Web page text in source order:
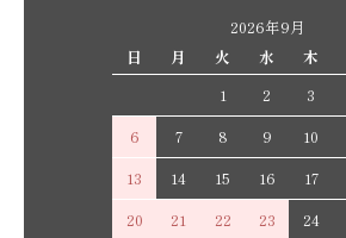
2026年9月
日
月 火 水 木
1
2 3
6
7 8 9 10
13
14 15 16 17
20
21 22 23 24